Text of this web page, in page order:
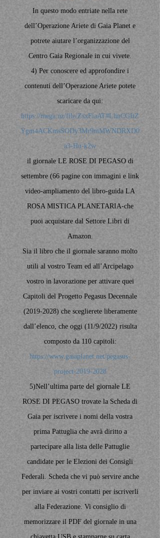
In questo modo entriate nella rete
dell’Operazione Ariete di Gaia Planet e
potrete aiutare l’organizzazione del
Centro Gaia Regionale in cui vivete.
4) Per conoscere ed approfondire i
contenuti dell’Operazione Ariete potete
scaricare da qui:
https://mega.nz/file/ZsxFiaAT#LhnCGItZ
Ygm4ACKmsSODy3Mr9mMWNDRXD0
a3-Hu-k2w
il giornale LE ROSE DI PEGASO di
settembre (66 pagine con immagini e link
video-ampliamento del libro-guida LA
ROSA MISTICA PLANETARIA-che
puoi acquistare dal Settore Libri di
Amazon.
Sia il libro che il giornale saranno molto
utili al vostro Team ed all’Arcipelago
vostro in lavorazione per attivare quei
Capitoli del Progetto Pegasus Decennale
(2019-2028) che sceglierete liberamente
dall’elenco, che oggi (11/9/2022) risulta
composto da 110 capitoli:
https://www.gaiaplanet.net/pegasus-
project-2019-2028
5)Nell’ultima parte del giornale LE
ROSE DI PEGASO trovate la Scheda di
Gaia per iscrivere i nomi della vostra
prima Pattuglia che avrà diritto a
partecipare alla lista delle Pattuglie
candidate per le Elezioni dei Consigli
Federali. Scheda che vi può servire anche
per inviare ai vostri contatti per iscriverli
alla Federazione. Vi consiglio di
memorizzare il PDF del giornale in una